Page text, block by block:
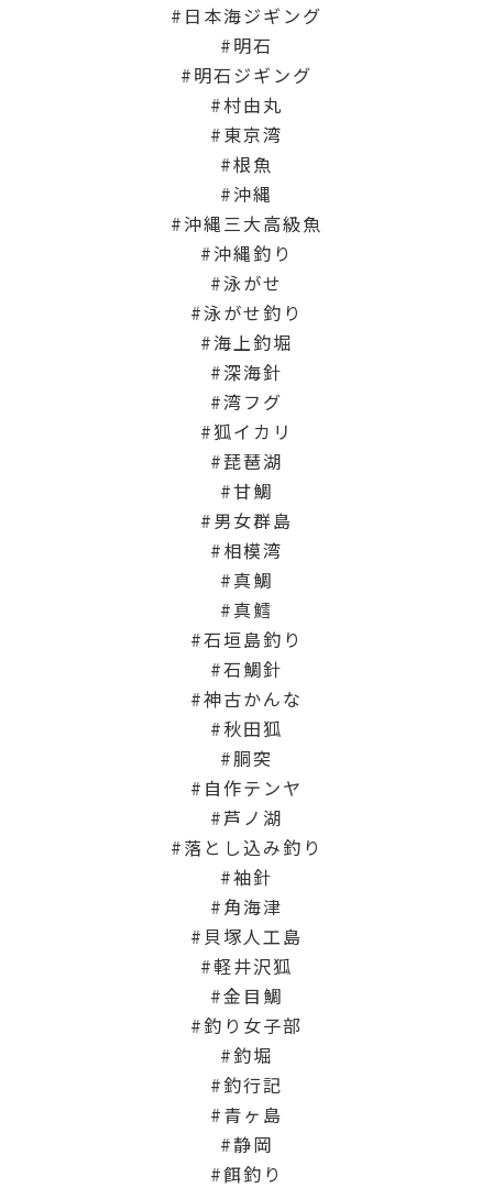
日本海ジギング
明石
明石ジギング
村由丸
東京湾
根魚
沖縄
沖縄三大高級魚
沖縄釣り
泳がせ
泳がせ釣り
海上釣堀
深海針
湾フグ
狐イカリ
琵琶湖
甘鯛
男女群島
相模湾
真鯛
真鱈
石垣島釣り
石鯛針
神古かんな
秋田狐
胴突
自作テンヤ
芦ノ湖
落とし込み釣り
袖針
角海津
貝塚人工島
軽井沢狐
金目鯛
釣り女子部
釣堀
釣行記
青ヶ島
静岡
餌釣り